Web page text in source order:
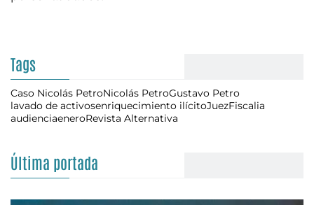
Tags
Caso Nicolás PetroNicolás PetroGustavo Petro
lavado de activosenriquecimiento ilícitoJuezFiscalia
audienciaeneroRevista Alternativa
Última portada